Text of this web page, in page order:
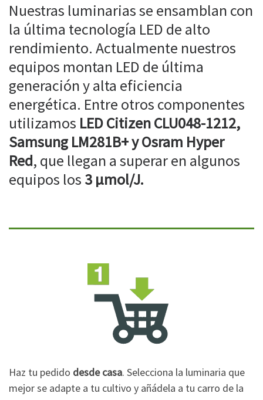
Nuestras luminarias se ensamblan con
la última tecnología LED de alto
rendimiento. Actualmente nuestros
equipos montan LED de última
generación y alta eficiencia
energética. Entre otros componentes
utilizamos LED Citizen CLU048-1212,
Samsung LM281B+ y Osram Hyper
Red, que llegan a superar en algunos
equipos los 3 µmol/J.
Haz tu pedido desde casa. Selecciona la luminaria que
mejor se adapte a tu cultivo y añádela a tu carro de la